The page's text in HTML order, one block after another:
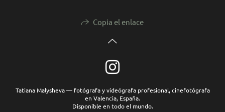
Copia el enlace
Tatiana Malysheva — fotógrafa y videógrafa profesional, cinefotógrafa
en Valencia, España.
Disponible en todo el mundo.